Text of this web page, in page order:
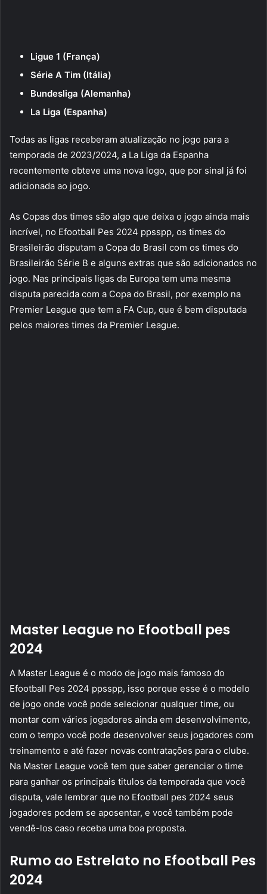
Ligue 1 (França)
Série A Tim (Itália)
Bundesliga (Alemanha)
La Liga (Espanha)
Todas as ligas receberam atualização no jogo para a
temporada de 2023/2024, a La Liga da Espanha
recentemente obteve uma nova logo, que por sinal já foi
adicionada ao jogo.
As Copas dos times são algo que deixa o jogo ainda mais
incrível, no Efootball Pes 2024 ppsspp, os times do
Brasileirão disputam a Copa do Brasil com os times do
Brasileirão Série B e alguns extras que são adicionados no
jogo. Nas principais ligas da Europa tem uma mesma
disputa parecida com a Copa do Brasil, por exemplo na
Premier League que tem a FA Cup, que é bem disputada
pelos maiores times da Premier League.
Master League no Efootball pes
2024
A Master League é o modo de jogo mais famoso do
Efootball Pes 2024 ppsspp, isso porque esse é o modelo
de jogo onde você pode selecionar qualquer time, ou
montar com vários jogadores ainda em desenvolvimento,
com o tempo você pode desenvolver seus jogadores com
treinamento e até fazer novas contratações para o clube.
Na Master League você tem que saber gerenciar o time
para ganhar os principais titulos da temporada que você
disputa, vale lembrar que no Efootball pes 2024 seus
jogadores podem se aposentar, e você também pode
vendê-los caso receba uma boa proposta.
Rumo ao Estrelato no Efootball Pes
2024